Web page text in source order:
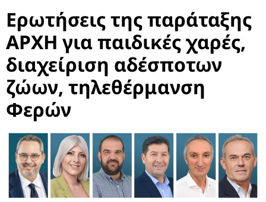
Ερωτήσεις της παράταξης
ΑΡΧΗ για παιδικές χαρές,
διαχείριση αδέσποτων
ζώων, τηλεθέρμανση
Φερών